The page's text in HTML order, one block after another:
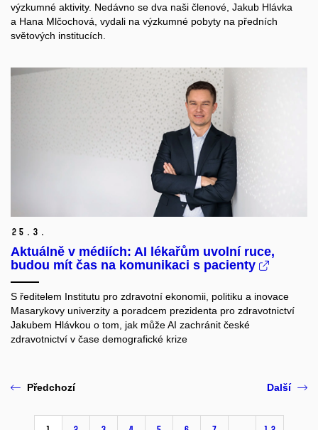
výzkumné aktivity. Nedávno se dva naši členové, Jakub Hlávka
a Hana Mlčochová, vydali na výzkumné pobyty na předních
světových institucích.
25. 3.
Aktuálně v médiích: AI lékařům uvolní ruce,
budou mít čas na komunikaci s pacienty
S ředitelem Institutu pro zdravotní ekonomii, politiku a inovace
Masarykovy univerzity a poradcem prezidenta pro zdravotnictví
Jakubem Hlávkou o tom, jak může AI zachránit české
zdravotnictví v čase demografické krize
Předchozí Další